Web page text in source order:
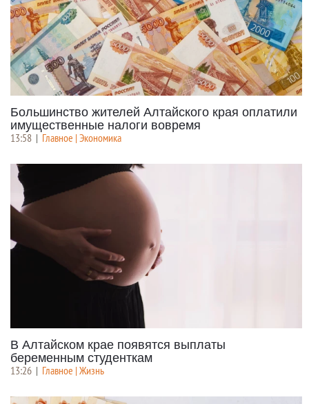
Большинство жителей Алтайского края оплатили
имущественные налоги вовремя
13:58 | Главное | Экономика
В Алтайском крае появятся выплаты
беременным студенткам
13:26 | Главное | Жизнь